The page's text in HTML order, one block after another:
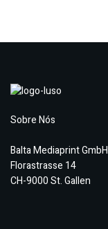
Sobre Nós
Balta Mediaprint GmbH
Florastrasse 14
CH-9000 St. Gallen